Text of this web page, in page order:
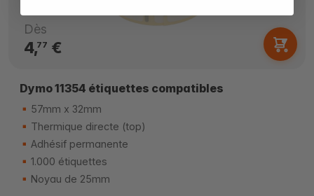
Dès
4,77 €
Dymo 11354 étiquettes compatibles
57mm x 32mm
Thermique directe (top)
Adhésif permanente
1.000 étiquettes
Noyau de 25mm